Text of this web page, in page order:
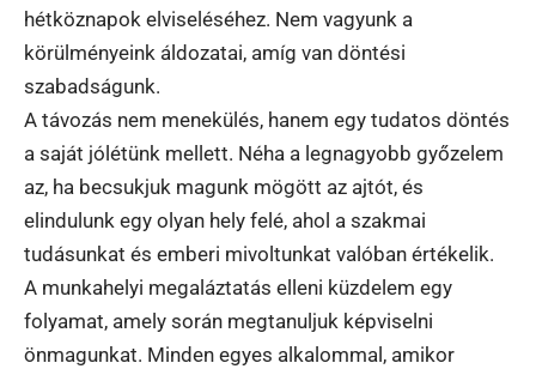
hétköznapok elviseléséhez. Nem vagyunk a
körülményeink áldozatai, amíg van döntési
szabadságunk.
A távozás nem menekülés, hanem egy tudatos döntés
a saját jólétünk mellett. Néha a legnagyobb győzelem
az, ha becsukjuk magunk mögött az ajtót, és
elindulunk egy olyan hely felé, ahol a szakmai
tudásunkat és emberi mivoltunkat valóban értékelik.
A munkahelyi megaláztatás elleni küzdelem egy
folyamat, amely során megtanuljuk képviselni
önmagunkat. Minden egyes alkalommal, amikor